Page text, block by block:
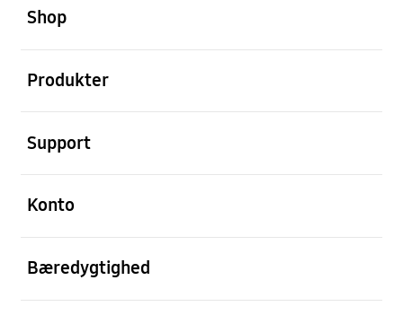
Shop
Produkter
Support
Konto
Bæredygtighed